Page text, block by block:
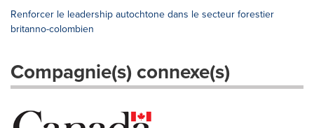
Renforcer le leadership autochtone dans le secteur forestier
britanno-colombien
Compagnie(s) connexe(s)